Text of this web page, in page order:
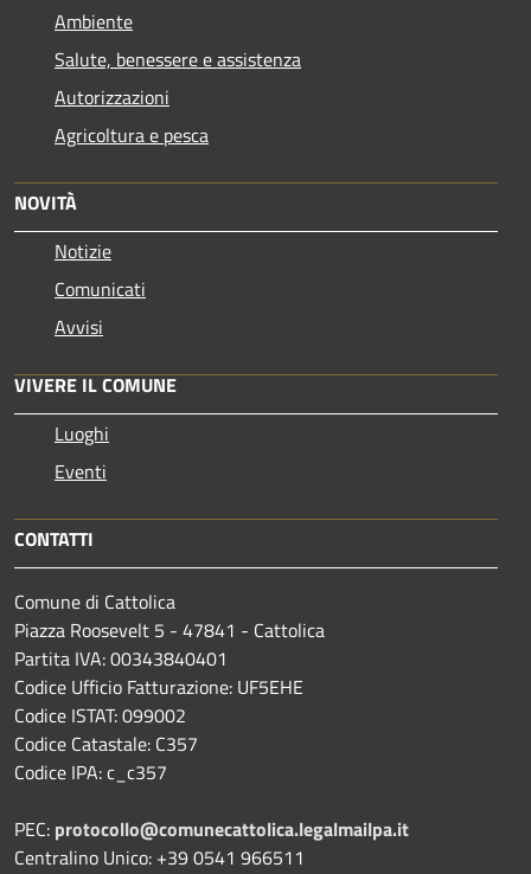
Ambiente
Salute, benessere e assistenza
Autorizzazioni
Agricoltura e pesca
NOVITÀ
Notizie
Comunicati
Avvisi
VIVERE IL COMUNE
Luoghi
Eventi
CONTATTI
Comune di Cattolica
Piazza Roosevelt 5 - 47841 - Cattolica
Partita IVA: 00343840401
Codice Ufficio Fatturazione: UF5EHE
Codice ISTAT: 099002
Codice Catastale: C357
Codice IPA: c_c357
PEC: protocollo@comunecattolica.legalmailpa.it
Centralino Unico: +39 0541 966511